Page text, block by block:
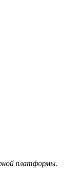
платформы.